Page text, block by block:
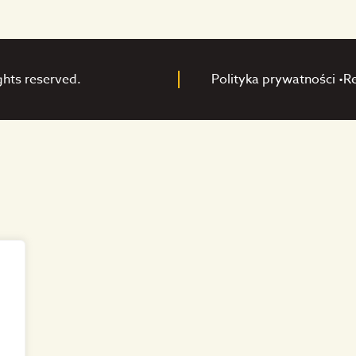
reserved. Polityka prywatności •